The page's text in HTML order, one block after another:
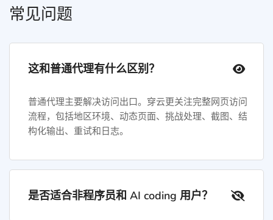
常见问题
这和普通代理有什么区别？
普通代理主要解决访问出口。穿云更关注完整网页访问
流程，包括地区环境、动态页面、挑战处理、截图、结
构化输出、重试和日志。
是否适合非程序员和 AI coding 用户？